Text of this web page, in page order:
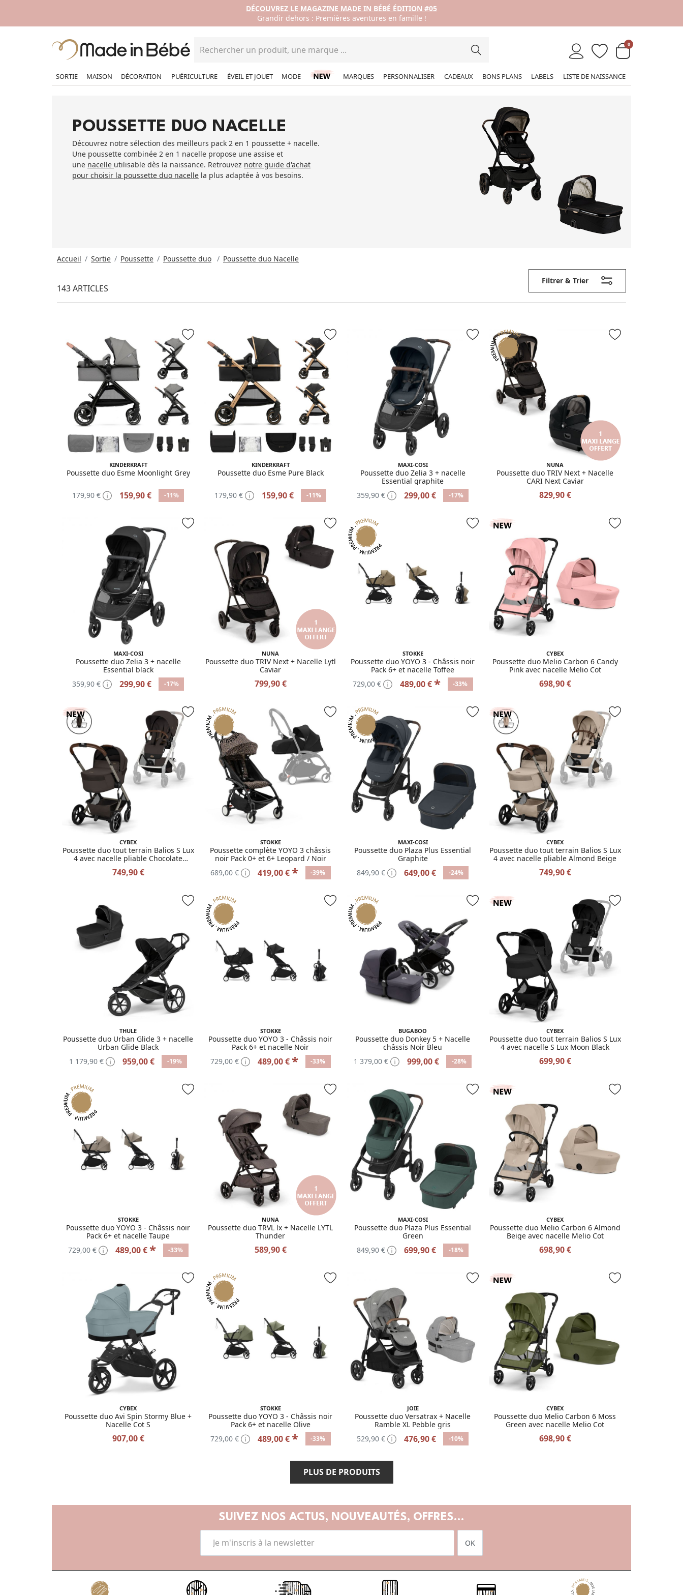
DÉCOUVREZ LE MAGAZINE MADE IN BÉBÉ ÉDITION #05
Grandir dehors : Premières aventures en famille !
0
SORTIE MAISON DÉCORATION PUÉRICULTURE ÉVEIL ET JOUET MODE MARQUES PERSONNALISER CADEAUX BONS PLANS LABELS LISTE DE NAISSANCE
POUSSETTE DUO NACELLE
Découvrez notre sélection des meilleurs pack 2 en 1 poussette + nacelle.
Une poussette combinée 2 en 1 nacelle propose une assise et
une nacelle utilisable dès la naissance. Retrouvez notre guide d'achat
pour choisir la poussette duo nacelle la plus adaptée à vos besoins.
Accueil Sortie Poussette Poussette duo Poussette duo Nacelle
143 ARTICLES
Filtrer & Trier
KINDERKRAFT
Poussette duo Esme Moonlight Grey
179,90 € 159,90 € -11%
KINDERKRAFT
Poussette duo Esme Pure Black
179,90 € 159,90 € -11%
MAXI-COSI
Poussette duo Zelia 3 + nacelle
Essential graphite
359,90 €
299,00 € -17%
NUNA
Poussette duo TRIV Next + Nacelle
CARI Next Caviar
829,90 €
MAXI-COSI
Poussette duo Zelia 3 + nacelle
Essential black
359,90 €
299,90 € -17%
NUNA
Poussette duo TRIV Next + Nacelle Lytl
Caviar
799,90 €
STOKKE
Poussette duo YOYO 3 - Châssis noir
Pack 6+ et nacelle Toffee
729,00 €
489,00 €* -33%
CYBEX
Poussette duo Melio Carbon 6 Candy
Pink avec nacelle Melio Cot
698,90 €
CYBEX
Poussette duo tout terrain Balios S Lux
4 avec nacelle pliable Chocolate
749,90 €
STOKKE
Poussette complète YOYO 3 châssis
noir Pack 0+ et 6+ Leopard / Noir
689,00 €
419,00 €* -39%
MAXI-COSI
Poussette duo Plaza Plus Essential
Graphite
849,90 €
649,00 € -24%
CYBEX
Poussette duo tout terrain Balios S Lux
4 avec nacelle pliable Almond Beige
749,90 €
THULE
Poussette duo Urban Glide 3 + nacelle
Urban Glide Black
1 179,90 €
959,00 € -19%
STOKKE
Poussette duo YOYO 3 - Châssis noir
Pack 6+ et nacelle Noir
729,00 €
489,00 €* -33%
BUGABOO
Poussette duo Donkey 5 + Nacelle
châssis Noir Bleu
1 379,00 €
999,00 € -28%
CYBEX
Poussette duo tout terrain Balios S Lux
4 avec nacelle S Lux Moon Black
699,90 €
STOKKE
Poussette duo YOYO 3 - Châssis noir
Pack 6+ et nacelle Taupe
729,00 €
489,00 €* -33%
NUNA
Poussette duo TRVL lx + Nacelle LYTL
Thunder
589,90 €
MAXI-COSI
Poussette duo Plaza Plus Essential
Green
849,90 €
699,90 € -18%
CYBEX
Poussette duo Melio Carbon 6 Almond
Beige avec nacelle Melio Cot
698,90 €
CYBEX
Poussette duo Avi Spin Stormy Blue +
Nacelle Cot S
907,00 €
STOKKE
Poussette duo YOYO 3 - Châssis noir
Pack 6+ et nacelle Olive
729,00 €
489,00 €* -33%
JOIE
Poussette duo Versatrax + Nacelle
Ramble XL Pebble gris
529,90 €
476,90 € -10%
CYBEX
Poussette duo Melio Carbon 6 Moss
Green avec nacelle Melio Cot
698,90 €
PLUS DE PRODUITS
SUIVEZ NOS ACTUS, NOUVEAUTÉS, OFFRES...
OK